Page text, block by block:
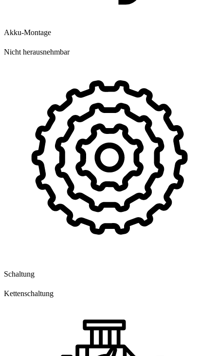
Akku-Montage
Nicht herausnehmbar
Schaltung
Kettenschaltung